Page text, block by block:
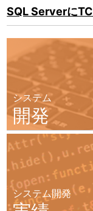
SQL Serverに
システム
開発
システム開発